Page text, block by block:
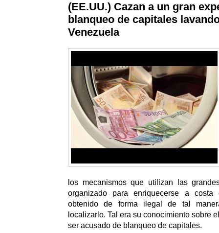
(EE.UU.) Cazan a un gran
blanqueo de capitales
Venezuela
los mecanismos que utilizan las
organizado para enriquecerse a
obtenido de forma ilegal de tal
localizarlo. Tal era su conocimiento sobre
ser acusado de blanqueo de capitales.